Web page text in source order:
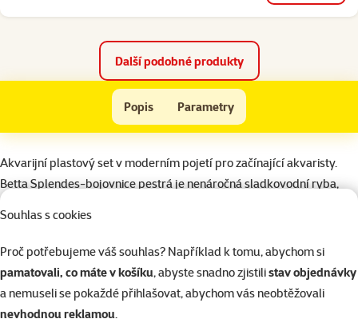
Souhlas s cookies
Proč potřebujeme váš souhlas? Například k tomu, abychom si
pamatovali, co máte v košíku, abyste snadno zjistilistav objednávky
a nemuseli se pokaždé přihlašovat, abychom vás neobtěžovali
nevhodnou reklamou.
Další podobné produkty
Akvárium MARINA Betta Kit Zen 3l
Popis Parametry
Na začátek stránky
superzoo.product.detail.content
Akvarijní plastový set v moderním pojetí pro začínající akvaristy.
Betta Splendes-bojovnice pestrá je nenáročná sladkovodní ryba,
odděleně pro svojí agresivitu vůči vlastnímu druhu (nebo jakýmkoliv
rybám se závojovými ploutvemi). Betty jsou velice oblíbené, pro
množství barevných variací a možnost chovu v jednoduchém
akváriu bez vzduchování, filtrace a topného tělesa.